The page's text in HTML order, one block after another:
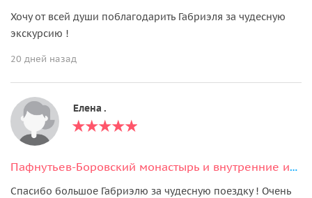
Хочу от всей души поблагодарить Габриэля за чудесную
экскурсию !
20 дней назад
Елена .
Пафнутьев-Боровский монастырь и внутренние изменения
Спасибо большое Габриэлю за чудесную поездку ! Очень